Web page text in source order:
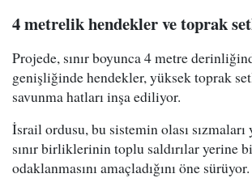
4 metrelik hendekler ve toprak
Projede, sınır boyunca 4 metre
genişliğinde hendekler, yüksek toprak
savunma hatları inşa ediliyor.
İsrail ordusu, bu sistemin olası sızmaları
sınır birliklerinin toplu saldırılar yerine
odaklanmasını amaçladığını öne sürüyor.